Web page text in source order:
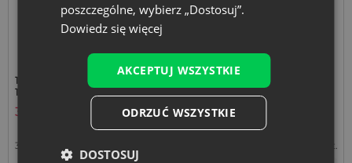
10 szt. Woreczki bawełniane
13 x 27 cm - czarne
31,99
3,20
10 szt. Woreczki z organzy 13
x 27 cm - różowe
11,49zł
poszczególne, wybierz „Dostosuj”.
Dowiedz się więcej
AKCEPTUJ WSZYSTKIE
ODRZUĆ WSZYSTKIE
DOSTOSUJ